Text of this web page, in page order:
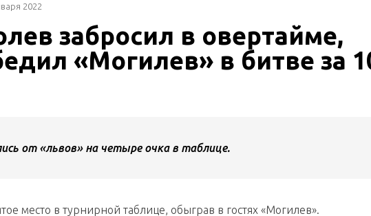
2022
забросил в овертайме,
«Могилев» в битве за
от «львов» на четыре очка в таблице.
место в турнирной таблице, обыграв в гостях «Могилев».